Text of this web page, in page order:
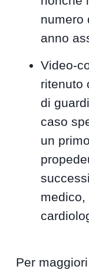
numero
anno
Video-
ritenuto
di
caso
un
Per